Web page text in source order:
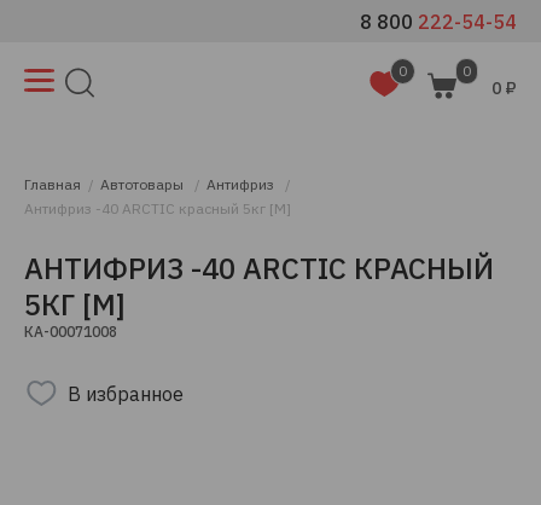
8 800 222-54-54
0 0
0 ₽
Главная Автотовары
Антифриз
Антифриз -40 ARCTIC красный 5кг [М]
АНТИФРИЗ -40 ARCTIC КРАСНЫЙ
5КГ [М]
КА-00071008
В избранное